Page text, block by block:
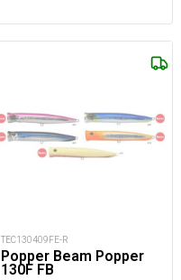
TEC130409FE-R
Popper Beam Popper
130F FB